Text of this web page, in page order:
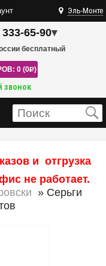
Эль-Монте
65-90▾
бесплатный
0 (0R)
звонок
и отгрузка
не работает.
» Серьги